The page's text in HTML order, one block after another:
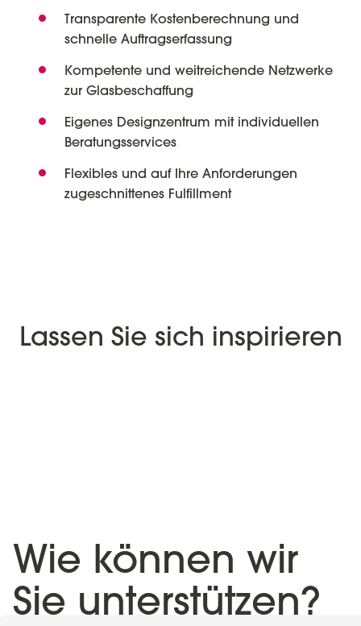
Transparente Kostenberechnung und
schnelle Auftragserfassung
Kompetente und weitreichende Netzwerke
zur Glasbeschaffung
Eigenes Designzentrum mit individuellen
Beratungsservices
Flexibles und auf Ihre Anforderungen
zugeschnittenes Fulfillment
Lassen Sie sich inspirieren
Wie können wir
Sie unterstützen?